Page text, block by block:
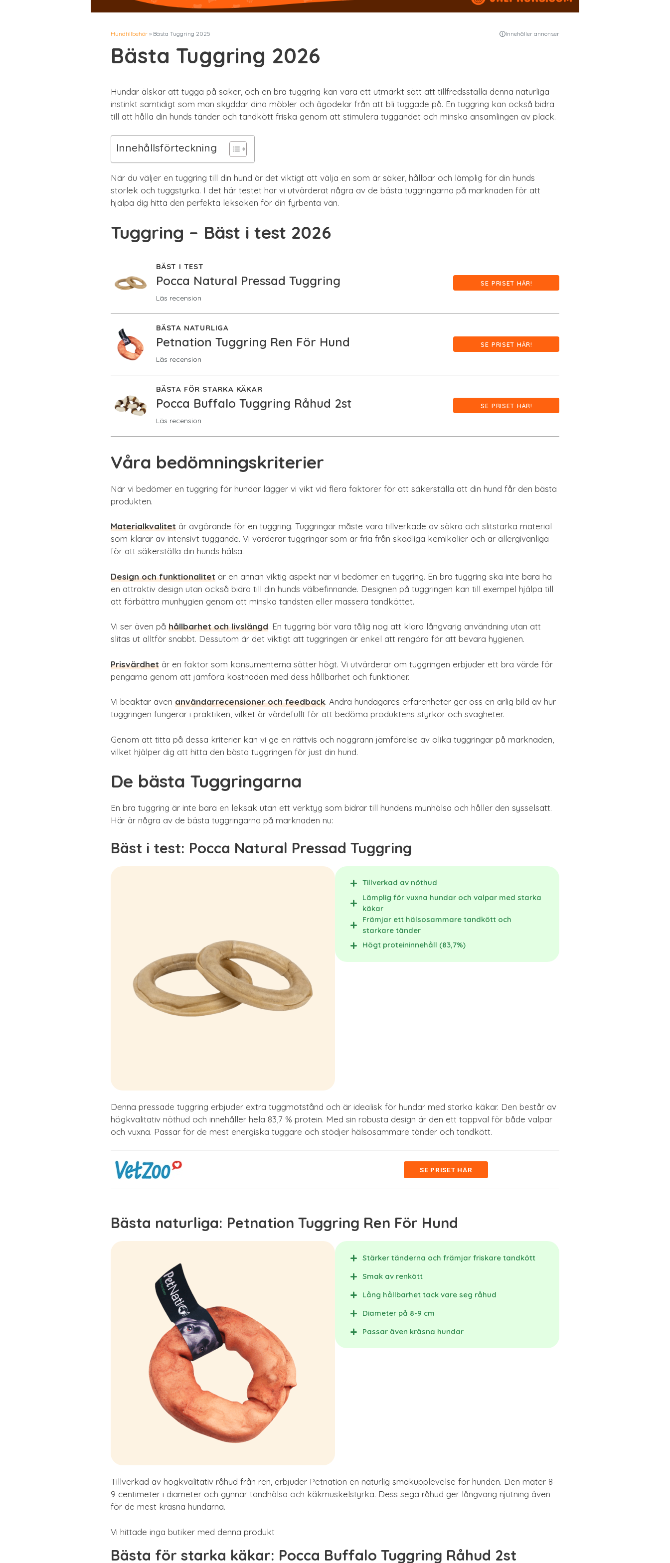
Hundtillbehör » Bästa Tuggring 2025 Innehåller annonser
Bästa Tuggring 2026
Hundar älskar att tugga på saker, och en bra tuggring kan vara ett utmärkt sätt att tillfredsställa denna naturliga
instinkt samtidigt som man skyddar dina möbler och ägodelar från att bli tuggade på. En tuggring kan också bidra
till att hålla din hunds tänder och tandkött friska genom att stimulera tuggandet och minska ansamlingen av plack.
Innehållsförteckning
När du väljer en tuggring till din hund är det viktigt att välja en som är säker, hållbar och lämplig för din hunds
storlek och tuggstyrka. I det här testet har vi utvärderat några av de bästa tuggringarna på marknaden för att
hjälpa dig hitta den perfekta leksaken för din fyrbenta vän.
Tuggring – Bäst i test 2026
BÄST I TEST
Pocca Natural Pressad Tuggring SE PRISET HÄR!
Läs recension
BÄSTA NATURLIGA
Petnation Tuggring Ren För Hund SE PRISET HÄR!
Läs recension
BÄSTA FÖR STARKA KÄKAR
Pocca Buffalo Tuggring Råhud 2st SE PRISET HÄR!
Läs recension
Våra bedömningskriterier
När vi bedömer en tuggring för hundar lägger vi vikt vid flera faktorer för att säkerställa att din hund får den bästa
produkten.
Materialkvalitet är avgörande för en tuggring. Tuggringar måste vara tillverkade av säkra och slitstarka material
som klarar av intensivt tuggande. Vi värderar tuggringar som är fria från skadliga kemikalier och är allergivänliga
för att säkerställa din hunds hälsa.
Design och funktionalitet är en annan viktig aspekt när vi bedömer en tuggring. En bra tuggring ska inte bara ha
en attraktiv design utan också bidra till din hunds välbefinnande. Designen på tuggringen kan till exempel hjälpa till
att förbättra munhygien genom att minska tandsten eller massera tandköttet.
Vi ser även på hållbarhet och livslängd. En tuggring bör vara tålig nog att klara långvarig användning utan att
slitas ut alltför snabbt. Dessutom är det viktigt att tuggringen är enkel att rengöra för att bevara hygienen.
Prisvärdhet är en faktor som konsumenterna sätter högt. Vi utvärderar om tuggringen erbjuder ett bra värde för
pengarna genom att jämföra kostnaden med dess hållbarhet och funktioner.
Vi beaktar även användarrecensioner och feedback. Andra hundägares erfarenheter ger oss en ärlig bild av hur
tuggringen fungerar i praktiken, vilket är värdefullt för att bedöma produktens styrkor och svagheter.
Genom att titta på dessa kriterier kan vi ge en rättvis och noggrann jämförelse av olika tuggringar på marknaden,
vilket hjälper dig att hitta den bästa tuggringen för just din hund.
De bästa Tuggringarna
En bra tuggring är inte bara en leksak utan ett verktyg som bidrar till hundens munhälsa och håller den sysselsatt.
Här är några av de bästa tuggringarna på marknaden nu:
Bäst i test: Pocca Natural Pressad Tuggring
Tillverkad av nöthud
Lämplig för vuxna hundar och valpar med starka
käkar
Främjar ett hälsosammare tandkött och
starkare tänder
Högt proteininnehåll (83,7%)
Denna pressade tuggring erbjuder extra tuggmotstånd och är idealisk för hundar med starka käkar. Den består av
högkvalitativ nöthud och innehåller hela 83,7 % protein. Med sin robusta design är den ett toppval för både valpar
och vuxna. Passar för de mest energiska tuggare och stödjer hälsosammare tänder och tandkött.
SE PRISET HÄR
Bästa naturliga: Petnation Tuggring Ren För Hund
Stärker tänderna och främjar friskare tandkött
Smak av renkött
Lång hållbarhet tack vare seg råhud
Diameter på 8-9 cm
Passar även kräsna hundar
Tillverkad av högkvalitativ råhud från ren, erbjuder Petnation en naturlig smakupplevelse för hunden. Den mäter 8-
9 centimeter i diameter och gynnar tandhälsa och käkmuskelstyrka. Dess sega råhud ger långvarig njutning även
för de mest kräsna hundarna.
Vi hittade inga butiker med denna produkt
Bästa för starka käkar: Pocca Buffalo Tuggring Råhud 2st